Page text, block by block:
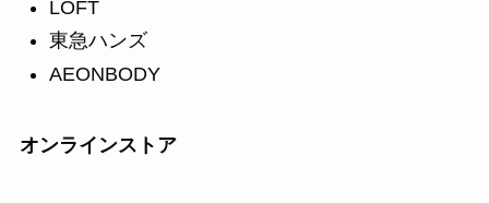
LOFT
東急ハンズ
AEONBODY
オンラインストア